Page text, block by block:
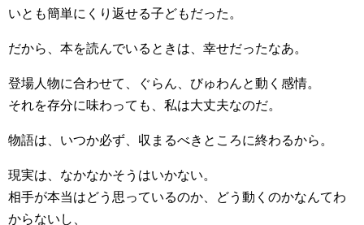
いとも簡単にくり返せる子どもだった。
だから、本を読んでいるときは、幸せだったなあ。
登場人物に合わせて、ぐらん、びゅわんと動く感情。
それを存分に味わっても、私は大丈夫なのだ。
物語は、いつか必ず、収まるべきところに終わるから。
現実は、なかなかそうはいかない。
相手が本当はどう思っているのか、どう動くのかなんてわ
からないし、